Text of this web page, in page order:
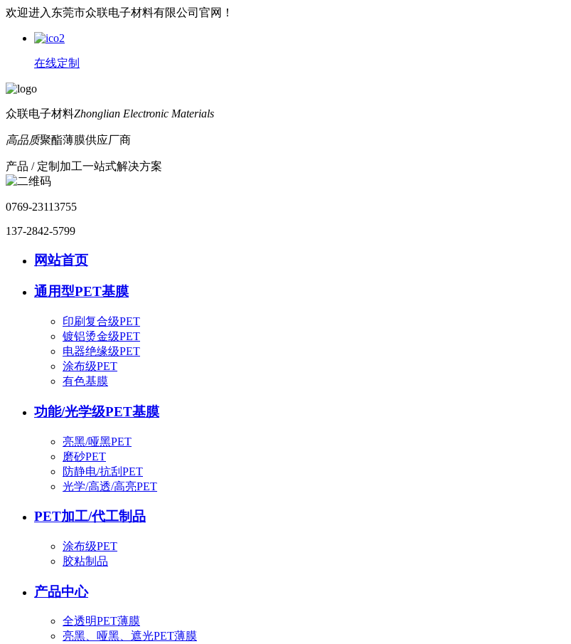
欢迎进入东莞市众联电子材料有限公司官网！
在线定制
众联电子材料Zhonglian Electronic Materials
高品质聚酯薄膜供应厂商
产品 / 定制加工一站式解决方案
0769-23113755
137-2842-5799
网站首页
通用型PET基膜
印刷复合级PET
镀铝烫金级PET
电器绝缘级PET
涂布级PET
有色基膜
功能/光学级PET基膜
亮黑/哑黑PET
磨砂PET
防静电/抗刮PET
光学/高透/高亮PET
PET加工/代工制品
涂布级PET
胶粘制品
产品中心
全透明PET薄膜
亮黑、哑黑、遮光PET薄膜